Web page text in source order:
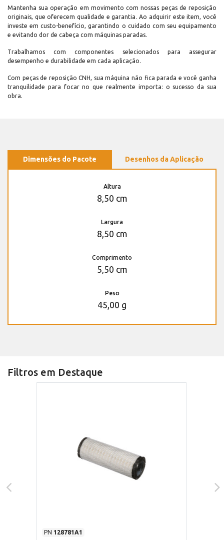
Mantenha sua operação em movimento com nossas peças de reposição
originais, que oferecem qualidade e garantia. Ao adquirir este item, você
investe em custo-benefício, garantindo o cuidado com seu equipamento
e evitando dor de cabeça com máquinas paradas.
Trabalhamos com componentes selecionados para assegurar
desempenho e durabilidade em cada aplicação.
Com peças de reposição CNH, sua máquina não fica parada e você ganha
tranquilidade para focar no que realmente importa: o sucesso da sua
obra.
Dimensões do Pacote Desenhos da Aplicação
Altura
8,50 cm
Largura
8,50 cm
Comprimento
5,50 cm
Peso
45,00 g
Filtros em Destaque
PN 128781A1